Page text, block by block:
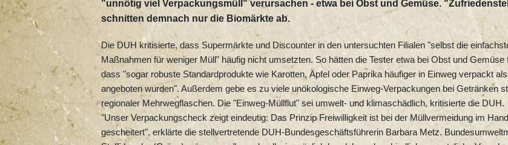
"unnötig viel Verpackungsmüll" verursachen - etwa bei Obst und Gemüse.
schnitten demnach nur die Biomärkte ab.
Die DUH kritisierte, dass Supermärkte und Discounter in den untersuchten Filialen "selbst die
Maßnahmen für weniger Müll" häufig nicht umsetzten. So hätten die Tester etwa bei Obst und Gemüse
dass "sogar robuste Standardprodukte wie Karotten, Äpfel oder Paprika häufiger in Einweg verpackt
angeboten wurden". Außerdem gebe es zu viele unökologische Einweg-Verpackungen bei Getränken
regionaler Mehrwegflaschen. Die "Einweg-Müllflut" sei umwelt- und klimaschädlich, kritisierte die DUH.
"Unser Verpackungscheck zeigt eindeutig: Das Prinzip Freiwilligkeit ist bei der Müllvermeidung im
gescheitert", erklärte die stellvertretende DUH-Bundesgeschäftsführerin Barbara Metz.